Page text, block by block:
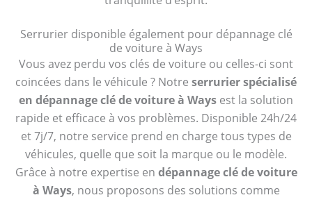
Serrurier disponible également pour dépannage clé
de voiture à Ways
Vous avez perdu vos clés de voiture ou celles-ci sont
coincées dans le véhicule ? Notre serrurier spécialisé
en dépannage clé de voiture à Ways est la solution
rapide et efficace à vos problèmes. Disponible 24h/24
et 7j/7, notre service prend en charge tous types de
véhicules, quelle que soit la marque ou le modèle.
Grâce à notre expertise en dépannage clé de voiture
à Ways, nous proposons des solutions comme